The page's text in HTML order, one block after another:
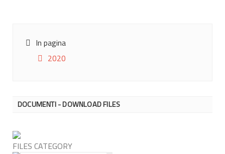
In pagina
2020
DOCUMENTI - DOWNLOAD FILES
FILES CATEGORY